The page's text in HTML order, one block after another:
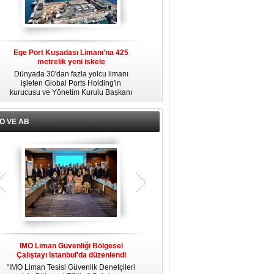
Ege Port Kuşadası Limanı'na 425
metrelik yeni iskele
Dünyada 30'dan fazla yolcu limanı
işleten Global Ports Holding'in
kurucusu ve Yönetim Kurulu Başkanı
Mehmet Kutman'ın sahibi olduğu Ege
Port Kuşadası, yeni bir yatırım
uluslararası liman işletmeciliği markası
Alport bünyesinde kurulan Alport
VE AB
IMO Liman Güvenliği Bölgesel
Çalıştayı İstanbul'da düzenlendi
“IMO Liman Tesisi Güvenlik Denetçileri